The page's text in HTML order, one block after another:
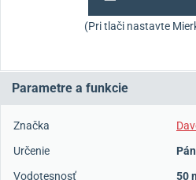
(Pri tlači nastavte
Parametre a funkcie
Značka
Určenie
Vodotesnosť
50